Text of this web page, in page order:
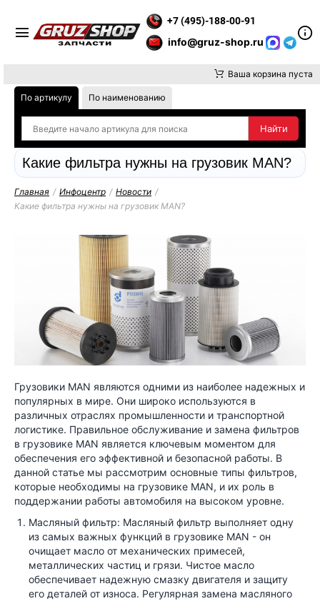
+7 (495)-188-00-91
info@gruz-shop.ru
Ваша корзина пуста
По артикулу По наименованию
Какие фильтра нужны на грузовик MAN?
Главная / Инфоцентр / Новости /
Какие фильтра нужны на грузовик MAN?
Грузовики MAN являются одними из наиболее надежных и
популярных в мире. Они широко используются в
различных отраслях промышленности и транспортной
логистике. Правильное обслуживание и замена фильтров
в грузовике MAN является ключевым моментом для
обеспечения его эффективной и безопасной работы. В
данной статье мы рассмотрим основные типы фильтров,
которые необходимы на грузовике MAN, и их роль в
поддержании работы автомобиля на высоком уровне.
Масляный фильтр: Масляный фильтр выполняет одну
из самых важных функций в грузовике MAN - он
очищает масло от механических примесей,
металлических частиц и грязи. Чистое масло
обеспечивает надежную смазку двигателя и защиту
его деталей от износа. Регулярная замена масляного